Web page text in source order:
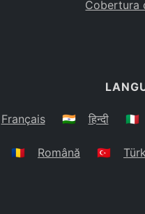
Cobertura
Français 🇮🇳 हिन्दी 🇮🇹
🇷🇴 Română 🇹🇷